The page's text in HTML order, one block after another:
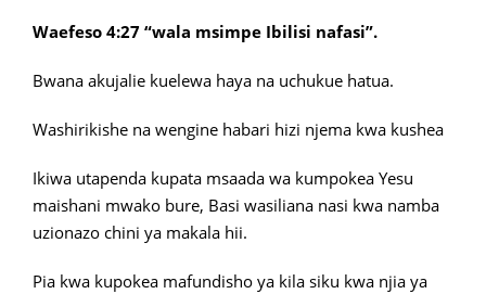
Waefeso 4:27 “wala msimpe Ibilisi nafasi”.
Bwana akujalie kuelewa haya na uchukue hatua.
Washirikishe na wengine habari hizi njema kwa kushea
Ikiwa utapenda kupata msaada wa kumpokea Yesu
maishani mwako bure, Basi wasiliana nasi kwa namba
uzionazo chini ya makala hii.
Pia kwa kupokea mafundisho ya kila siku kwa njia ya